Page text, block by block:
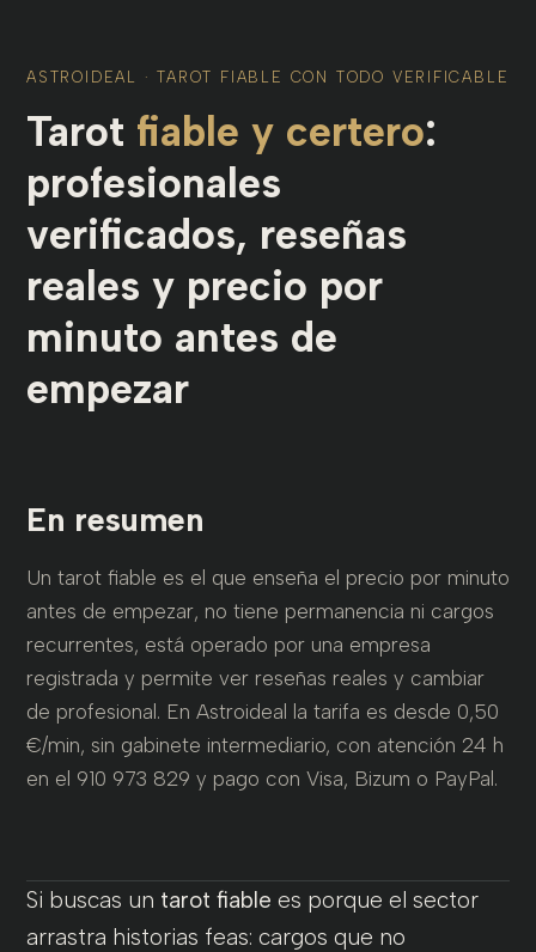
ASTROIDEAL · TAROT FIABLE CON TODO VERIFICABLE
Tarot fiable y certero:
profesionales
verificados, reseñas
reales y precio por
minuto antes de
empezar
En resumen
Un tarot fiable es el que enseña el precio por minuto
antes de empezar, no tiene permanencia ni cargos
recurrentes, está operado por una empresa
registrada y permite ver reseñas reales y cambiar
de profesional. En Astroideal la tarifa es desde 0,50
€/min, sin gabinete intermediario, con atención 24 h
en el 910 973 829 y pago con Visa, Bizum o PayPal.
Si buscas un tarot fiable es porque el sector
arrastra historias feas: cargos que no